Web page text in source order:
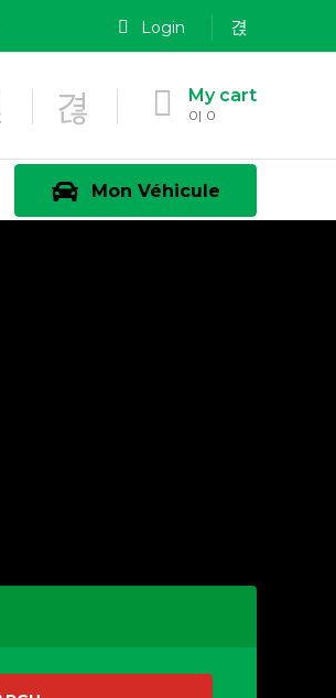
Login
My cart
0 0
Mon Véhicule